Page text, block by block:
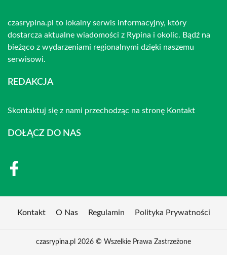
czasrypina.pl to lokalny serwis informacyjny, który
dostarcza aktualne wiadomości z Rypina i okolic. Bądź na
bieżąco z wydarzeniami regionalnymi dzięki naszemu
serwisowi.
REDAKCJA
Skontaktuj się z nami przechodząc na stronę Kontakt
DOŁĄCZ DO NAS
Kontakt O Nas Regulamin Polityka Prywatności
czasrypina.pl 2026 © Wszelkie Prawa Zastrzeżone